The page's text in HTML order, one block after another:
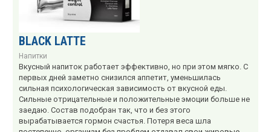
BLACK LATTE
Напитки
Вкусный напиток работает эффективно, но при этом мягко. С
первых дней заметно снизился аппетит, уменьшилась
сильная психологическая зависимость от вкусной еды.
Сильные отрицательные и положительные эмоции больше не
заедаю. Состав подобран так, что и без этого
вырабатывается гормон счастья. Потеря веса шла